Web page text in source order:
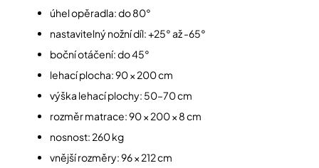
úhel opěradla: do 80°
nastavitelný nožní díl: +25° až -65°
boční otáčení: do 45°
lehací plocha: 90 × 200 cm
výška lehací plochy: 50–70 cm
rozměr matrace: 90 × 200 × 8 cm
nosnost: 260 kg
vnější rozměry: 96 × 212 cm